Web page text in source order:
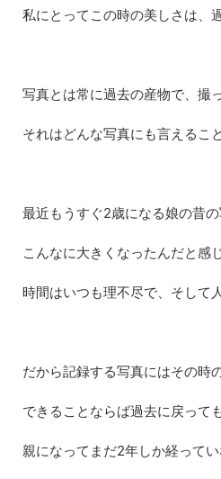
私にとってこの時の美しさは、
写真とは常に過去の産物で、撮
それはどんな写真にも言えるこ
最近もうすぐ2歳になる娘の昔
こんなに大きくなったんだと感
時間はいつも理不尽で、そして
だから記録する写真にはその時
できることならば過去に戻って
親になってまだ2年しか経って